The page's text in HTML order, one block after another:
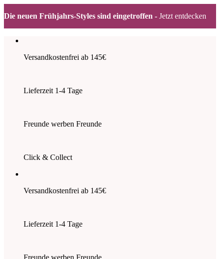
Die neuen Frühjahrs-Styles sind eingetroffen - Jetzt entdecken
Inhalt
Versandkostenfrei ab 145€
Lieferzeit 1-4 Tage
Freunde werben Freunde
Click & Collect
Versandkostenfrei ab 145€
Lieferzeit 1-4 Tage
Freunde werben Freunde